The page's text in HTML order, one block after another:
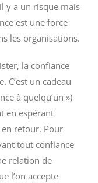
y a un risque mais
est une force
les organisations.
la confiance
C’est un cadeau
à quelqu’un »)
en espérant
en retour. Pour
tout confiance
relation de
l’on accepte